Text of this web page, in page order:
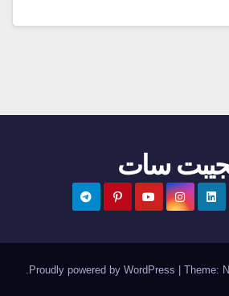
سات
Proudly powered by WordPress Theme: